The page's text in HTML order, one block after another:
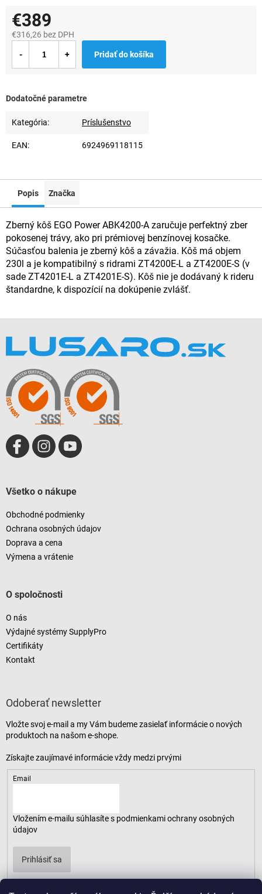
Dodatočné parametre
Kategória: Príslušenstvo
EAN: 6924969118115
€389
€316,26 bez DPH
cena:
Pridať do košíka
Popis Značka
Zberný kôš EGO Power ABK4200-A zaručuje perfektný zber
pokosenej trávy, ako pri prémiovej benzínovej kosačke.
Súčasťou balenia je zberný kôš a závažia. Kôš má objem
230l a je kompatibilný s ridrami ZT4200E-L a ZT4200E-S (v
sade ZT4201E-L a ZT4201E-S). Kôš nie je dodávaný k rideru
štandardne, k dispozícií na dokúpenie zvlášť.
Všetko o nákupe
Obchodné podmienky
Ochrana osobných údajov
Doprava a cena
Výmena a vrátenie
O spoločnosti
O nás
Výdajné systémy SupplyPro
Certifikáty
Kontakt
Odoberať newsletter
Vložte svoj e-mail a my Vám budeme zasielať informácie o nových
produktoch na našom e-shope.
Email
Vložením e-mailu súhlasíte s podmienkami ochrany osobných
údajov
Prihlásiť sa